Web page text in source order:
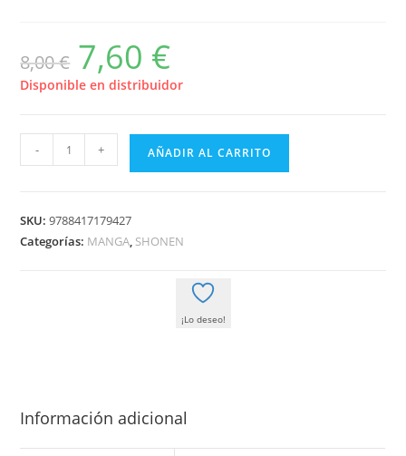
8,00€
El
precio
original
era:
7,60 €
es:
Disponible en distribuidor
CABALLEROS
SAINTIA
- + AÑADIR AL CARRITO
SKU:9788417179427
Categorías: MANGA, SHONEN
¡Lo deseo!
Información adicional